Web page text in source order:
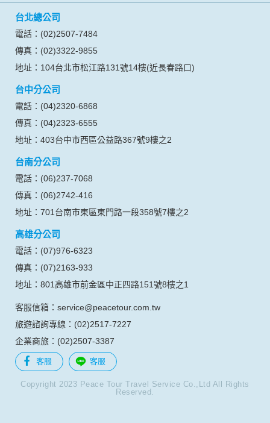
台北總公司
電話：(02)2507-7484
傳真：(02)3322-9855
地址：104台北市松江路131號14樓(近長春路口)
台中分公司
電話：(04)2320-6868
傳真：(04)2323-6555
地址：403台中市西區公益路367號9樓之2
台南分公司
電話：(06)237-7068
傳真：(06)2742-416
地址：701台南市東區東門路一段358號7樓之2
高雄分公司
電話：(07)976-6323
傳真：(07)2163-933
地址：801高雄市前金區中正四路151號8樓之1
客服信箱：service@peacetour.com.tw
旅遊諮詢專線：(02)2517-7227
企業商旅：(02)2507-3387
客服 客服
Copyright 2023 Peace Tour Travel Service Co.,Ltd All Rights
Reserved.